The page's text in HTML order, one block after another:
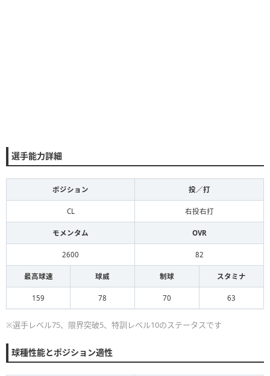
選手能力詳細
ポジション 投／打
CL 右投右打
モメンタム OVR
2600 82
最高球速 球威 制球 スタミナ
159 78 70 63
※選手レベル75、限界突破5、特訓レベル10のステータスです
球種性能とポジション適性